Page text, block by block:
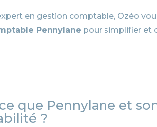
en gestion comptable, Ozéo
Pennylane pour simplifier et
ce que Pennylane et
?